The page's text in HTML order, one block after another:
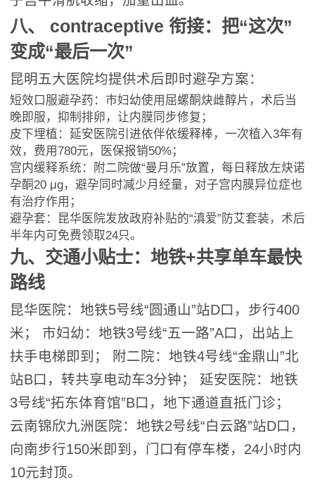
八、 contraceptive 衔接：把“这次”
变成“最后一次”
昆明五大医院均提供术后即时避孕方案：
短效口服避孕药：市妇幼使用屈螺酮炔雌醇片，术后当
晚即服，抑制排卵，让内膜同步修复；
皮下埋植：延安医院引进依伴依缓释棒，一次植入3年有
效，费用780元，医保报销50%；
宫内缓释系统：附二院做“曼月乐”放置，每日释放左炔诺
孕酮20 μg，避孕同时减少月经量，对子宫内膜异位症也
有治疗作用；
避孕套：昆华医院发放政府补贴的“滇爱”防艾套装，术后
半年内可免费领取24只。
九、交通小贴士：地铁+共享单车最快
路线
昆华医院：地铁5号线“圆通山”站D口，步行400
米； 市妇幼：地铁3号线“五一路”A口，出站上
扶手电梯即到； 附二院：地铁4号线“金鼎山”北
站B口，转共享电动车3分钟； 延安医院：地铁
3号线“拓东体育馆”B口，地下通道直抵门诊；
云南锦欣九洲医院：地铁2号线“白云路”站D口，
向南步行150米即到，门口有停车楼，24小时内
10元封顶。